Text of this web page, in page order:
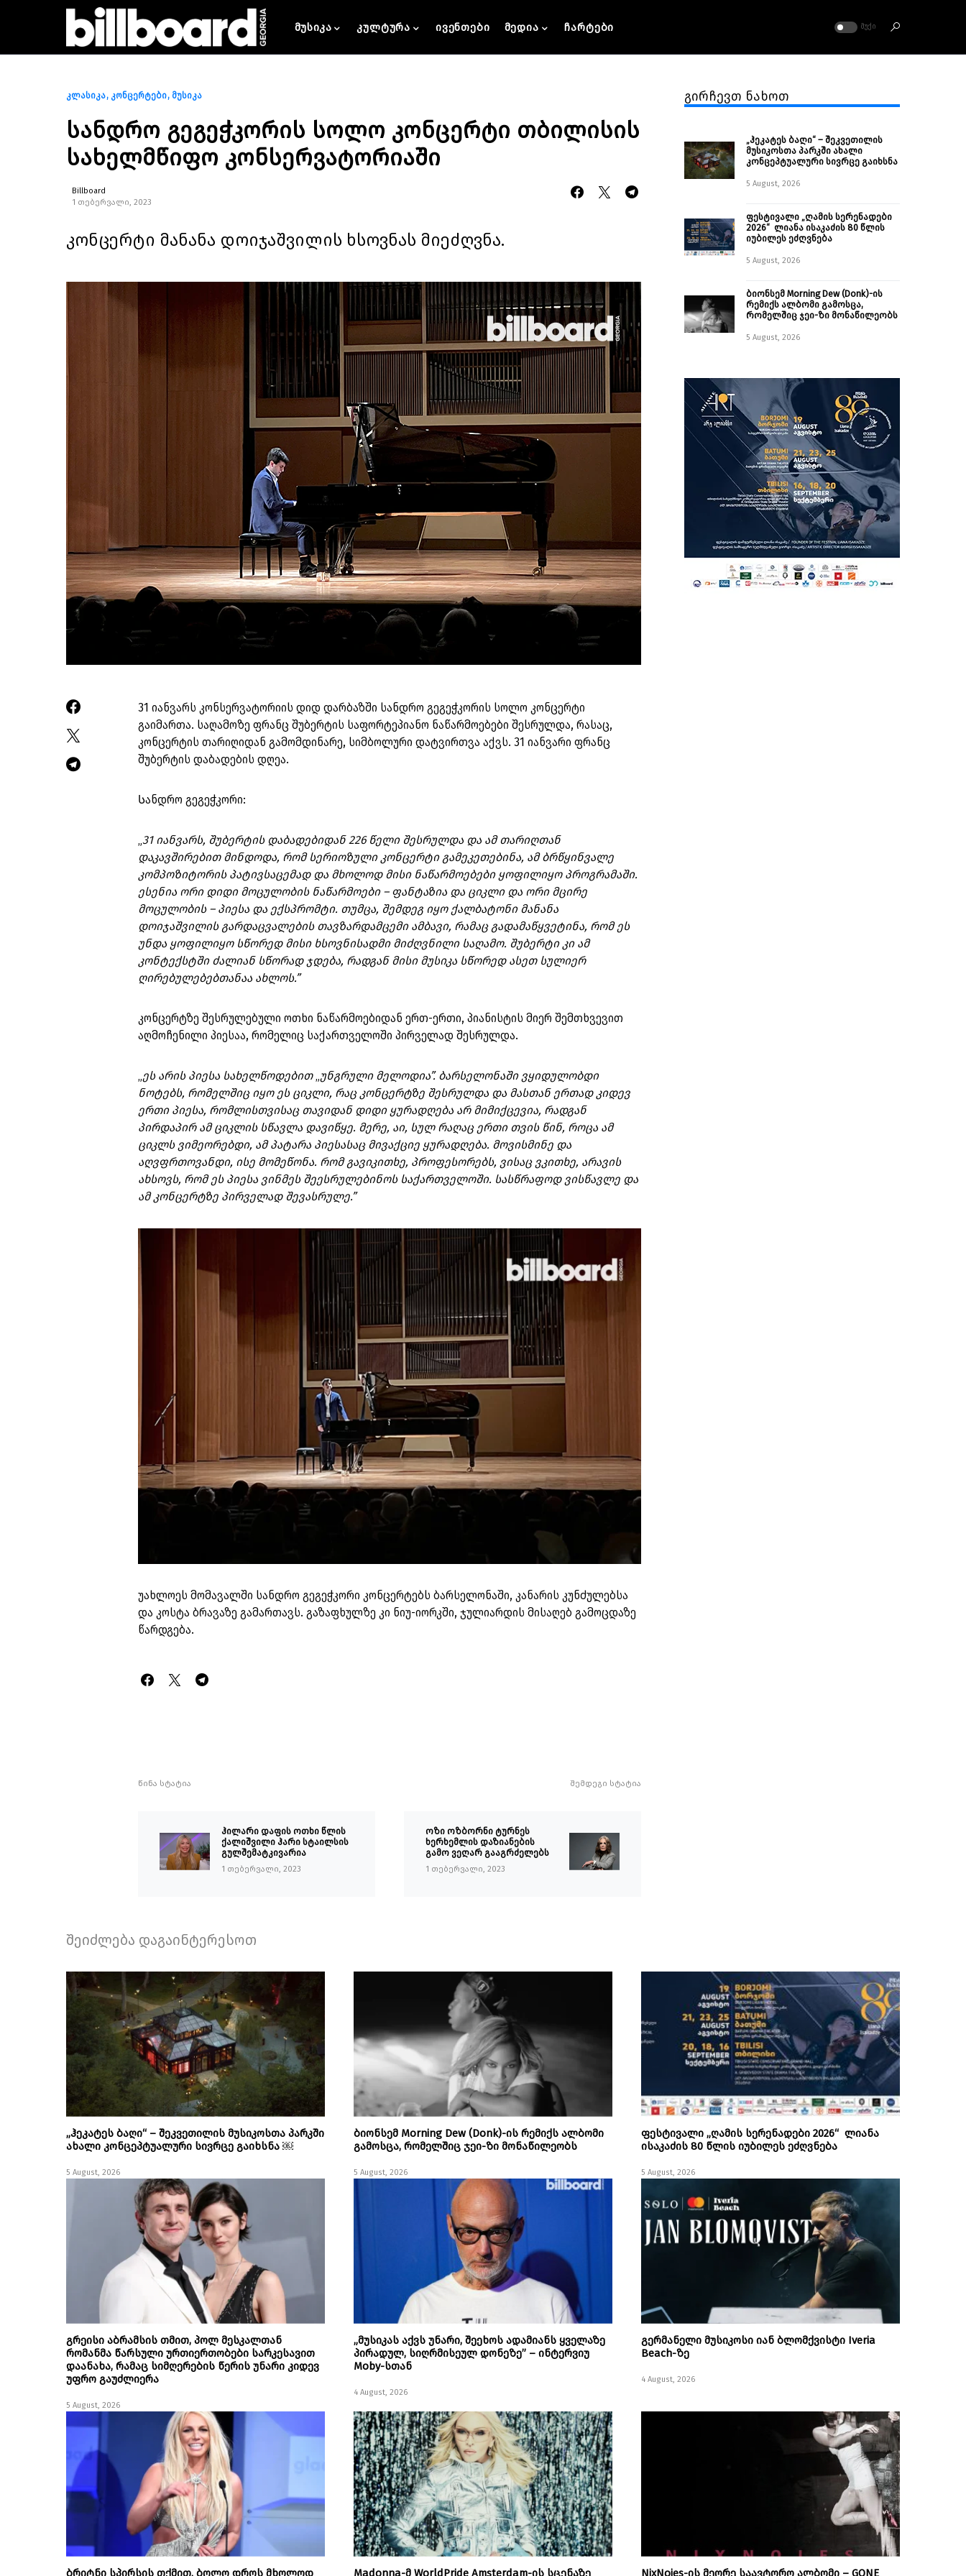
მუსიკა კულტურა ივენთები მედია ჩარტები ᲛᲣᲥᲘ
კლასიკა კონცერტები მუსიკა
სანდრო გეგეჭკორის სოლო კონცერტი თბილისის
სახელმწიფო კონსერვატორიაში
Billboard
1 თებერვალი, 2023
კონცერტი მანანა დოიჯაშვილის ხსოვნას მიეძღვნა.
31 იანვარს კონსერვატორიის დიდ დარბაზში სანდრო გეგეჭკორის სოლო კონცერტი
გაიმართა. საღამოზე ფრანც შუბერტის საფორტეპიანო ნაწარმოებები შესრულდა, რასაც,
კონცერტის თარიღიდან გამომდინარე, სიმბოლური დატვირთვა აქვს. 31 იანვარი ფრანც
შუბერტის დაბადების დღეა.
Სანდრო გეგეჭკორი:
„31 იანვარს, შუბერტის დაბადებიდან 226 წელი შესრულდა და ამ თარიღთან
დაკავშირებით მინდოდა, რომ სერიოზული კონცერტი გამეკეთებინა, ამ ბრწყინვალე
კომპოზიტორის პატივსაცემად და მხოლოდ მისი ნაწარმოებები ყოფილიყო პროგრამაში.
ესენია ორი დიდი მოცულობის ნაწარმოები – ფანტაზია და ციკლი და ორი მცირე
მოცულობის – პიესა და ექსპრომტი. თუმცა, შემდეგ იყო ქალბატონი მანანა
დოიჯაშვილის გარდაცვალების თავზარდამცემი ამბავი, რამაც გადამაწყვეტინა, რომ ეს
უნდა ყოფილიყო სწორედ მისი ხსოვნისადმი მიძღვნილი საღამო. შუბერტი კი ამ
კონტექსტში ძალიან სწორად ჯდება, რადგან მისი მუსიკა სწორედ ასეთ სულიერ
ღირებულებებთანაა ახლოს.”
კონცერტზე შესრულებული ოთხი ნაწარმოებიდან ერთ-ერთი, პიანისტის მიერ შემთხვევით
აღმოჩენილი პიესაა, რომელიც საქართველოში პირველად შესრულდა.
„ეს არის პიესა სახელწოდებით„უნგრული მელოდია”. ბარსელონაში ვყიდულობდი
ნოტებს, რომელშიც იყო ეს ციკლი, რაც კონცერტზე შესრულდა და მასთან ერთად კიდევ
ერთი პიესა, რომლისთვისაც თავიდან დიდი ყურადღება არ მიმიქცევია, რადგან
პირდაპირ ამ ციკლის სწავლა დავიწყე. მერე, აი, სულ რაღაც ერთი თვის წინ, როცა ამ
ციკლს ვიმეორებდი, ამ პატარა პიესასაც მივაქციე ყურადღება. მოვისმინე და
აღვფრთოვანდი, ისე მომეწონა. რომ გავიკითხე, პროფესორებს, ვისაც ვკითხე, არავის
ახსოვს, რომ ეს პიესა ვინმეს შეესრულებინოს საქართველოში. სასწრაფოდ ვისწავლე და
ამ კონცერტზე პირველად შევასრულე.”
უახლოეს მომავალში სანდრო გეგეჭკორი კონცერტებს ბარსელონაში, კანარის კუნძულებსა
და კოსტა ბრავაზე გამართავს. გაზაფხულზე კი ნიუ-იორკში, ჯულიარდის მისაღებ გამოცდაზე
წარდგება.
წინა სტატია
ჰილარი დაფის ოთხი წლის
ქალიშვილი ჰარი სტაილსის
გულშემატკივარია
1 თებერვალი, 2023
შემდეგი სტატია
ოზი ოზბორნი ტურნეს
ხერხემლის დაზიანების
გამო ვეღარ გააგრძელებს
1 თებერვალი, 2023
გირჩევთ ნახოთ
„ჰეკატეს ბაღი“ – შეკვეთილის
მუსიკოსთა პარკში ახალი
კონცეპტუალური სივრცე გაიხსნა ￼
5 August, 2026
ფესტივალი „ღამის სერენადები
2026“ ლიანა ისაკაძის 80 წლის
იუბილეს ეძღვნება
5 August, 2026
ბიონსემ Morning Dew (Donk)-ის
რემიქს ალბომი გამოსცა,
რომელშიც ჯეი-ზი მონაწილეობს
5 August, 2026
შეიძლება დაგაინტერესოთ
„ჰეკატეს ბაღი“ – შეკვეთილის მუსიკოსთა პარკში
ახალი კონცეპტუალური სივრცე გაიხსნა ￼
5 August, 2026
ბიონსემ Morning Dew (Donk)-ის რემიქს ალბომი
გამოსცა, რომელშიც ჯეი-ზი მონაწილეობს
5 August, 2026
ფესტივალი „ღამის სერენადები 2026“ ლიანა
ისაკაძის 80 წლის იუბილეს ეძღვნება
5 August, 2026
გრეისი აბრამსის თმით, პოლ მესკალთან
რომანმა წარსული ურთიერთობები სარკესავით
დაანახა, რამაც სიმღერების წერის უნარი კიდევ
უფრო გაუძლიერა
5 August, 2026
„მუსიკას აქვს უნარი, შეეხოს ადამიანს ყველაზე
პირადულ, სიღრმისეულ დონეზე” – ინტერვიუ
Moby-სთან
4 August, 2026
გერმანელი მუსიკოსი იან ბლომქვისტი Iveria
Beach-ზე
4 August, 2026
ბრიტნი სპირსის თქმით, ბოლო დროს მხოლოდ Madonna-მ WorldPride Amsterdam-ის სცენაზე NixNoies-ის მეორე საავტორო ალბომი – GONE